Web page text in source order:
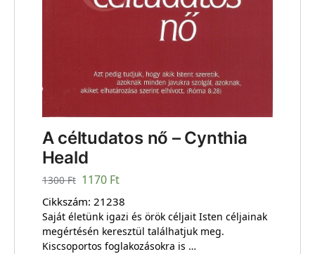
A céltudatos nő – Cynthia
Heald
1300Ft 1170 Ft
Cikkszám: 21238
Saját életünk igazi és örök céljait Isten céljainak
megértésén keresztül találhatjuk meg.
Kiscsoportos foglakozásokra is …